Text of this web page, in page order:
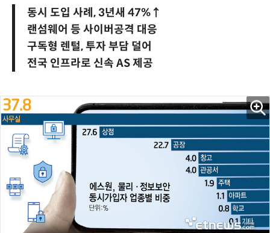
동시 도입 사례, 3년새 47%↑
랜섬웨어 등 사이버공격 대응
구독형 렌털, 투자 부담 덜어
전국 인프라로 신속 AS 제공